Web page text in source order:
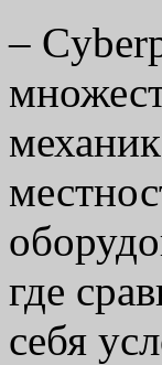
–
где
себя